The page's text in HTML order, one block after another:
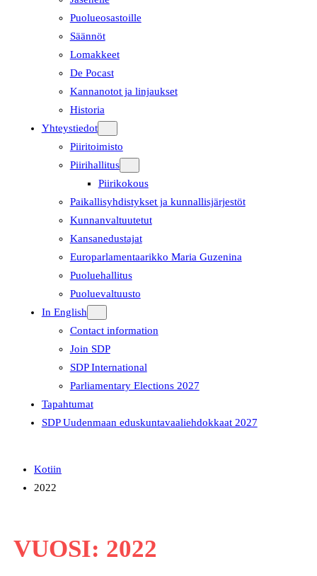
Puolueosastoille
Säännöt
Lomakkeet
De Pocast
Kannanotot ja linjaukset
Historia
Yhteystiedot
Piiritoimisto
Piirihallitus
Piirikokous
Paikallisyhdistykset ja kunnallisjärjestöt
Kunnanvaltuutetut
Kansanedustajat
Europarlamentaarikko Maria Guzenina
Puoluehallitus
Puoluevaltuusto
In English
Contact information
Join SDP
SDP International
Parliamentary Elections 2027
Tapahtumat
SDP Uudenmaan eduskuntavaaliehdokkaat 2027
Kotiin
2022
VUOSI: 2022